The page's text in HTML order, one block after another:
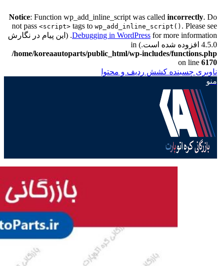
Notice: Function wp_add_inline_script was called incorrectly. Do
not pass <script> tags to wp_add_inline_script() . Please see
Debugging in WordPressfor more information. (این پیام در نگارش
4.5.0 افزوده شده است.) in
/home/koreaautoparts/public_html/wp-includes/functions.php
on line 6170
ناوبری چسبنده کشش ردیف و محتوا
منو